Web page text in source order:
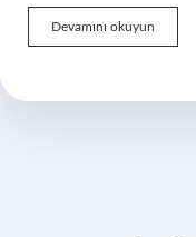
Devamını okuyun
sınavına
giriyor